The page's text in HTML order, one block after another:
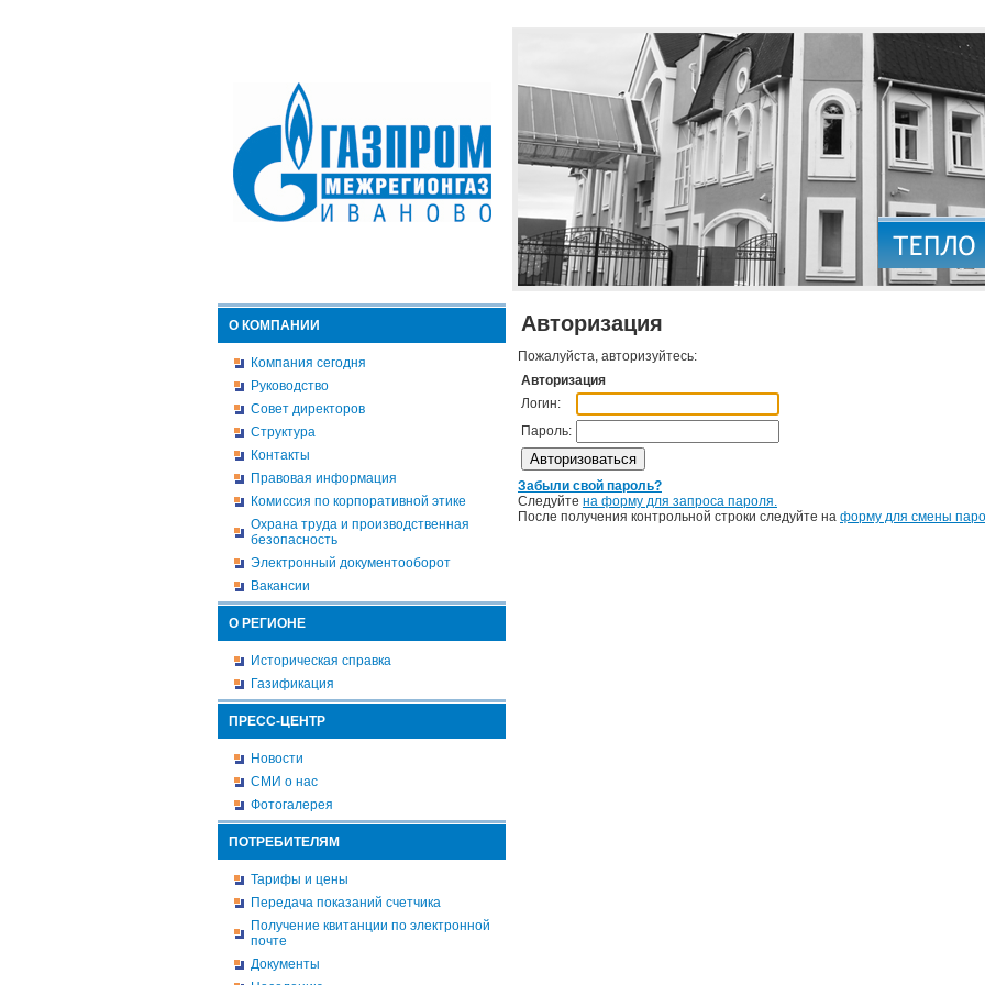
О КОМПАНИИ
Компания сегодня
Руководство
Совет директоров
Структура
Контакты
Правовая информация
Комиссия по корпоративной этике
Охрана труда и производственная
безопасность
Электронный документооборот
Вакансии
О РЕГИОНЕ
Историческая справка
Газификация
ПРЕСС-ЦЕНТР
Новости
СМИ о нас
Фотогалерея
ПОТРЕБИТЕЛЯМ
Тарифы и цены
Передача показаний счетчика
Получение квитанции по электронной
почте
Документы
Авторизация
Пожалуйста, авторизуйтесь:
Авторизация
Логин:
Пароль:
Забыли свой пароль?
Следуйте на форму для запроса пароля.
После получения контрольной строки следуйте на форму для смены